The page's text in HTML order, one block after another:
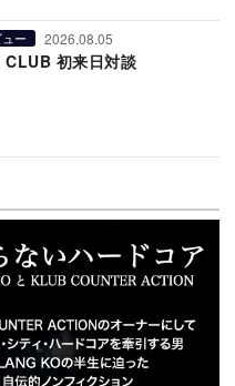
ー 2026.08.05
初来日対談